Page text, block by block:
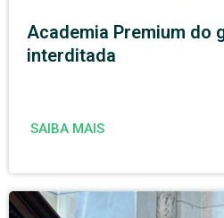
Academia Premium do
interditada
SAIBA MAIS